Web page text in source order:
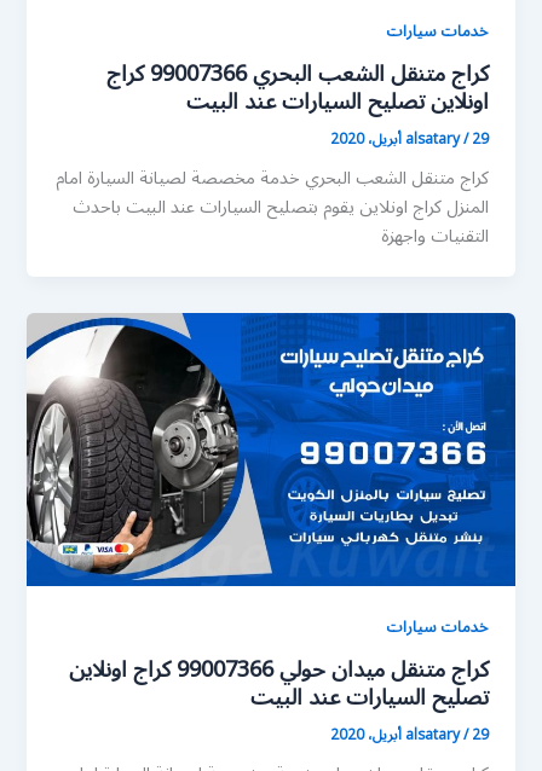
خدمات سيارات
كراج متنقل الشعب البحري 99007366 كراج
اونلاين تصليح السيارات عند البيت
alsatary/29 أبريل، 2020
كراج متنقل الشعب البحري خدمة مخصصة لصيانة السيارة امام
المنزل كراج اونلاين يقوم بتصليح السيارات عند البيت باحدث
التقنيات واجهزة
خدمات سيارات
كراج متنقل ميدان حولي 99007366 كراج اونلاين
تصليح السيارات عند البيت
alsatary/29 أبريل، 2020